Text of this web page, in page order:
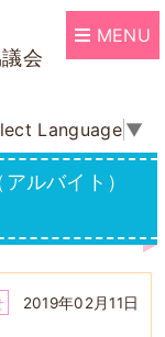
会
Language ▼
MENU
ルバイト）
2019年02月11日